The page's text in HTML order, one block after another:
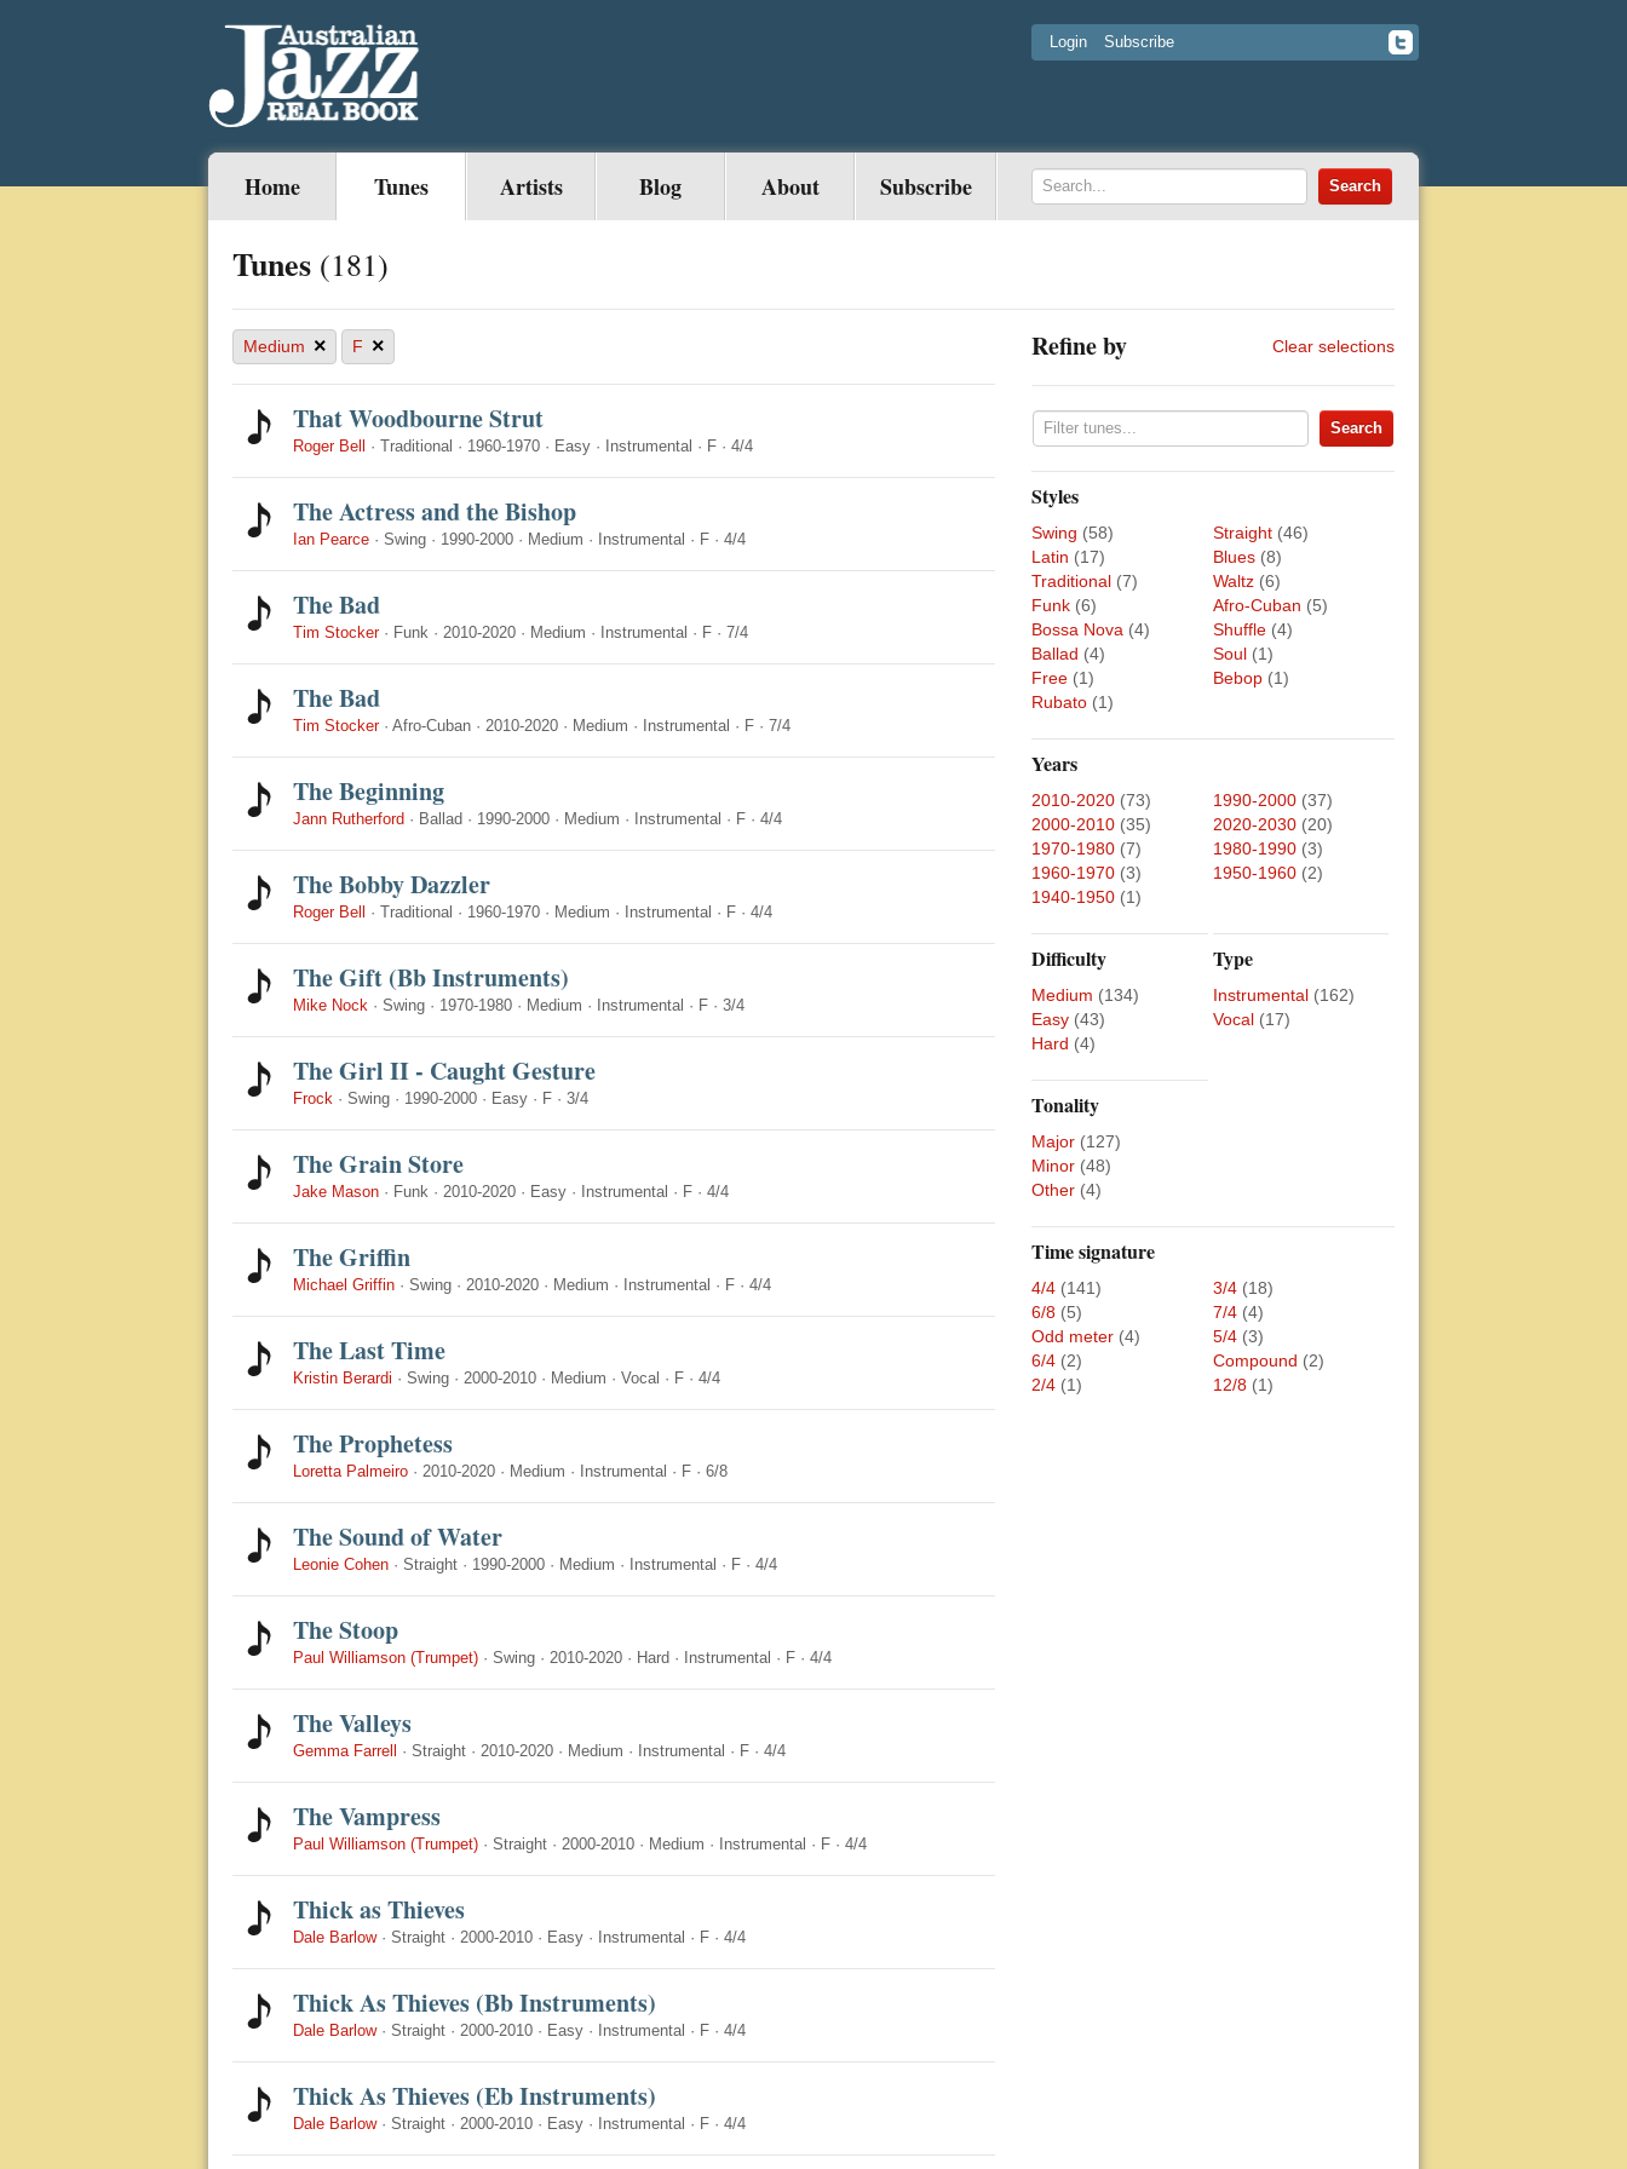
Login Subscribe
Home Tunes Artists Blog About Subscribe
Tunes (181)
Medium × F ×
That Woodbourne Strut
Roger Bell · Traditional · 1960-1970 · Easy · Instrumental · F · 4/4
The Actress and the Bishop
Ian Pearce · Swing · 1990-2000 · Medium · Instrumental · F · 4/4
The Bad
Tim Stocker· Funk · 2010-2020 · Medium · Instrumental · F · 7/4
The Bad
Tim Stocker· Afro-Cuban · 2010-2020 · Medium · Instrumental · F · 7/4
The Beginning
Jann Rutherford · Ballad · 1990-2000 · Medium · Instrumental · F · 4/4
The Bobby Dazzler
Roger Bell · Traditional · 1960-1970 · Medium · Instrumental · F · 4/4
The Gift (Bb Instruments)
Mike Nock · Swing · 1970-1980 · Medium · Instrumental · F · 3/4
The Girl II - Caught Gesture
Frock · Swing · 1990-2000 · Easy · F · 3/4
The Grain Store
Jake Mason · Funk · 2010-2020 · Easy · Instrumental · F · 4/4
The Griffin
Michael Griffin · Swing · 2010-2020 · Medium · Instrumental · F · 4/4
The Last Time
Kristin Berardi · Swing · 2000-2010 · Medium · Vocal · F · 4/4
The Prophetess
Loretta Palmeiro · 2010-2020 · Medium · Instrumental · F · 6/8
The Sound of Water
Leonie Cohen · Straight · 1990-2000 · Medium · Instrumental · F · 4/4
The Stoop
Paul Williamson (Trumpet) · Swing · 2010-2020 · Hard · Instrumental · F · 4/4
The Valleys
Gemma Farrell · Straight · 2010-2020 · Medium · Instrumental · F · 4/4
The Vampress
Paul Williamson (Trumpet) · Straight · 2000-2010 · Medium · Instrumental · F · 4/4
Thick as Thieves
Dale Barlow· Straight · 2000-2010 · Easy · Instrumental · F · 4/4
Thick As Thieves (Bb Instruments)
Dale Barlow· Straight · 2000-2010 · Easy · Instrumental · F · 4/4
Thick As Thieves (Eb Instruments)
Dale Barlow· Straight · 2000-2010 · Easy · Instrumental · F · 4/4
Refine by Clear selections
Styles
Swing (58) Straight (46)
Latin (17) Blues (8)
Traditional (7) Waltz (6)
Funk (6) Afro-Cuban (5)
Bossa Nova (4) Shuffle (4)
Ballad (4) Soul (1)
Free (1) Bebop (1)
Rubato (1)
Years
2010-2020 (73) 1990-2000 (37)
2000-2010 (35) 2020-2030 (20)
1970-1980 (7) 1980-1990 (3)
1960-1970 (3) 1950-1960 (2)
1940-1950 (1)
Difficulty
Medium (134)
Easy (43)
Hard (4)
Type
Instrumental (162)
Vocal (17)
Tonality
Major (127)
Minor (48)
Other (4)
Time signature
4/4 (141) 3/4 (18)
6/8 (5) 7/4 (4)
Odd meter (4) 5/4 (3)
6/4 (2) Compound (2)
2/4 (1) 12/8 (1)